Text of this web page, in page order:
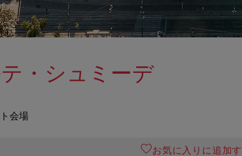
・シュミーデ
会場
お気に入りに追加